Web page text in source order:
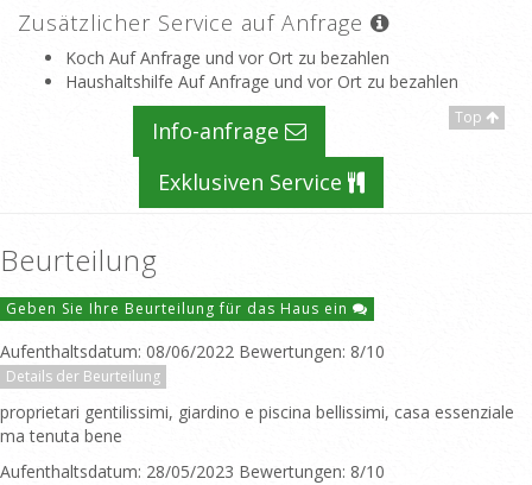
Zusätzlicher Service auf Anfrage
Koch Auf Anfrage und vor Ort zu bezahlen
Haushaltshilfe Auf Anfrage und vor Ort zu bezahlen
Top
Info-anfrage
Exklusiven Service
Beurteilung
Geben Sie Ihre Beurteilung für das Haus ein
Aufenthaltsdatum: 08/06/2022 Bewertungen: 8/10
Details der Beurteilung
proprietari gentilissimi, giardino e piscina bellissimi, casa essenziale
ma tenuta bene
Aufenthaltsdatum: 28/05/2023 Bewertungen: 8/10